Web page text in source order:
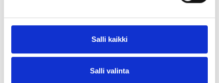
Salli kaikki
Salli valinta
Eye nut M6 DIN 582 HDG</td>
Eye nut M8 DIN 582 HDG</td>